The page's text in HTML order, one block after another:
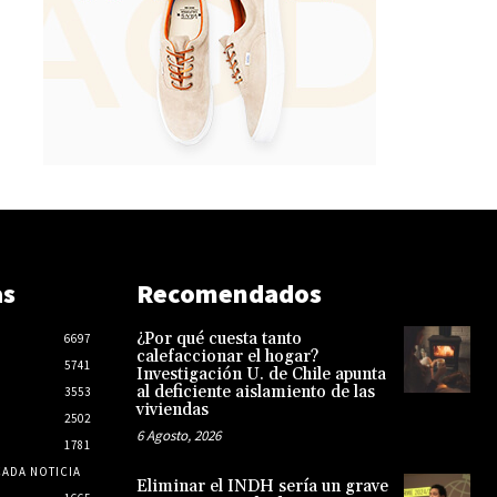
6697
5741
3553
2502
1781
NOTICIA
Recomendados
¿Por qué cuesta tanto
calefaccionar el hogar?
Investigación U. de Chile apunta
al deficiente aislamiento de las
viviendas
6 Agosto, 2026
Eliminar el INDH sería un grave